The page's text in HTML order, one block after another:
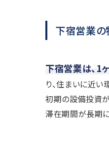
下宿営業の
下宿営業は、1
り、住まいに近
初期の設備投資
滞在期間が長期